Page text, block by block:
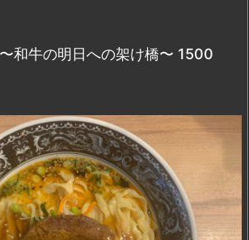
和牛の明日への架け橋〜 1500